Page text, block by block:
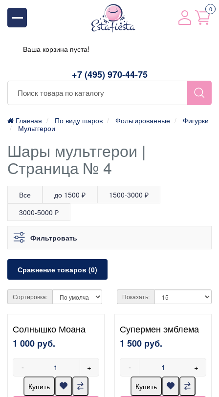
+7 (495) 970-44-75
0
Ваша корзина пуста!
Главная По виду шаров Фольгированные
Фигурки
Мультгерои
Шары мультгерои |
Страница № 4
Все до 1500 ₽
1500-3000 ₽
3000-5000 ₽
Фильтровать
Сравнение товаров (0)
Сортировка: Показать:
Солнышко Моана
1 000 руб.
- +
Купить
Супермен эмблема
1 500 руб.
- +
Купить